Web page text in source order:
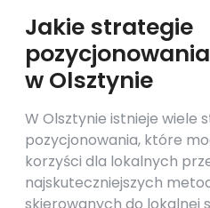
Jakie strategie
w Olsztynie
W Olsztynie istnieje wiele
pozycjonowania, które
korzyści dla lokalnych
najskuteczniejszych